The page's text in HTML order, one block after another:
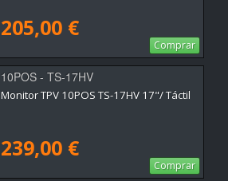
205,00 €
Comprar
10POS - TS-17HV
Monitor TPV 10POS TS-17HV 17"/ Táctil
239,00 €
Comprar